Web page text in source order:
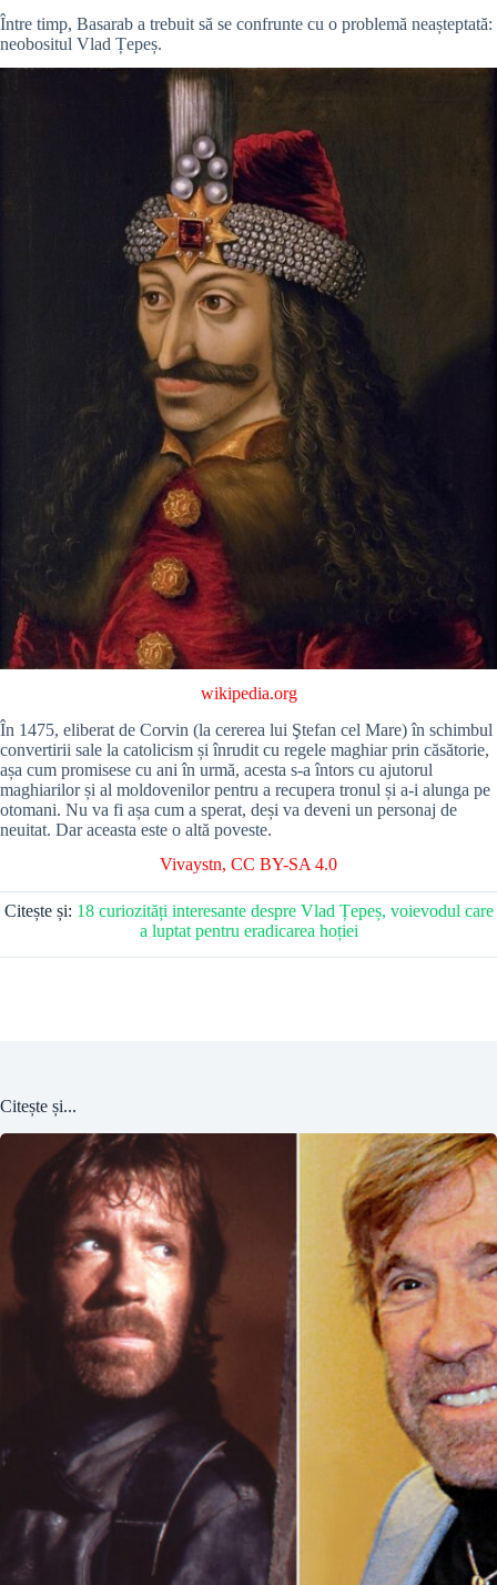
Între timp, Basarab a trebuit să se confrunte cu o problemă neașteptată:
neobositul Vlad Țepeș.
wikipedia.org
În 1475, eliberat de Corvin (la cererea lui Ştefan cel Mare) în schimbul
convertirii sale la catolicism și înrudit cu regele maghiar prin căsătorie,
așa cum promisese cu ani în urmă, acesta s-a întors cu ajutorul
maghiarilor și al moldovenilor pentru a recupera tronul și a-i alunga pe
otomani. Nu va fi așa cum a sperat, deși va deveni un personaj de
neuitat. Dar aceasta este o altă poveste.
Vivaystn, CC BY-SA 4.0
Citește și: 18 curiozități interesante despre Vlad Țepeș, voievodul care
a luptat pentru eradicarea hoției
Citește și...